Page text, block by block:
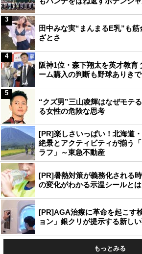
田中みな実“まんまるE乳”も
ざとさ
3
阪神1位・森下翔太を英才教育
ーム購入の判断も野球ありきで
4
“クズ男”三山凌輝はなぜモテ
る女性の危険な思考
5
[PR]楽しさいっぱい！北海道
絶景とアクティビティが揃う
ラフ」～東急不動産
[PR]暑熱対策が義務化される
の変化がわかる示温シールと
[PR]AGA治療に革命を起こす
ョン」銀クリが提示する新し
もっとみる